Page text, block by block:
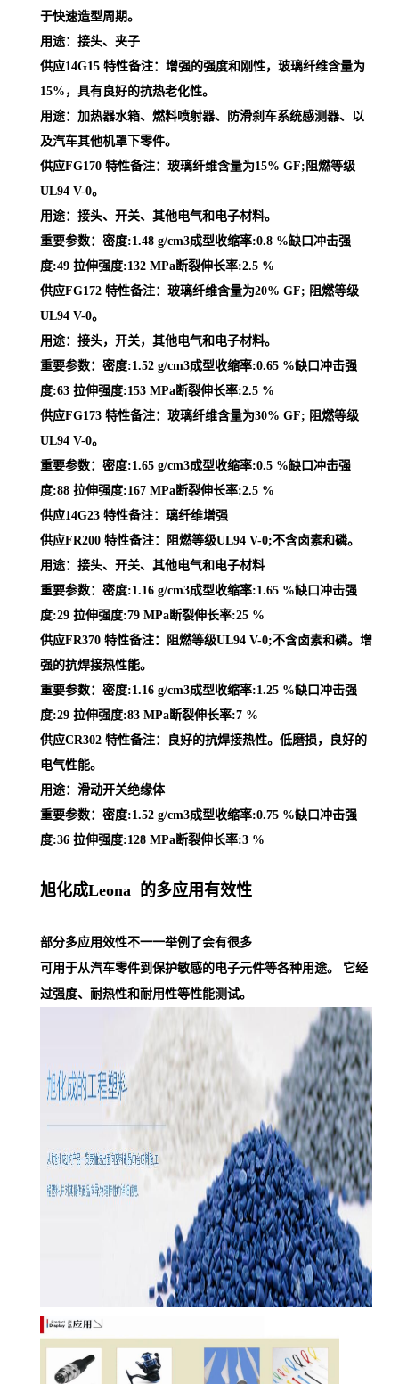
于快速造型周期。
用途：接头、夹子
供应14G15 特性备注：增强的强度和刚性，玻璃纤维含量为
15%，具有良好的抗热老化性。
用途：加热器水箱、燃料喷射器、防滑刹车系统感测器、以
及汽车其他机罩下零件。
供应FG170 特性备注：玻璃纤维含量为15% GF;阻燃等级
UL94 V-0。
用途：接头、开关、其他电气和电子材料。
重要参数：密度:1.48 g/cm3成型收缩率:0.8 %缺口冲击强
度:49 拉伸强度:132 MPa断裂伸长率:2.5 %
供应FG172 特性备注：玻璃纤维含量为20% GF; 阻燃等级
UL94 V-0。
用途：接头，开关，其他电气和电子材料。
重要参数：密度:1.52 g/cm3成型收缩率:0.65 %缺口冲击强
度:63 拉伸强度:153 MPa断裂伸长率:2.5 %
供应FG173 特性备注：玻璃纤维含量为30% GF; 阻燃等级
UL94 V-0。
重要参数：密度:1.65 g/cm3成型收缩率:0.5 %缺口冲击强
度:88 拉伸强度:167 MPa断裂伸长率:2.5 %
供应14G23 特性备注：璃纤维增强
供应FR200 特性备注：阻燃等级UL94 V-0;不含卤素和磷。
用途：接头、开关、其他电气和电子材料
重要参数：密度:1.16 g/cm3成型收缩率:1.65 %缺口冲击强
度:29 拉伸强度:79 MPa断裂伸长率:25 %
供应FR370 特性备注：阻燃等级UL94 V-0;不含卤素和磷。增
强的抗焊接热性能。
重要参数：密度:1.16 g/cm3成型收缩率:1.25 %缺口冲击强
度:29 拉伸强度:83 MPa断裂伸长率:7 %
供应CR302 特性备注：良好的抗焊接热性。低磨损，良好的
电气性能。
用途：滑动开关绝缘体
重要参数：密度:1.52 g/cm3成型收缩率:0.75 %缺口冲击强
度:36 拉伸强度:128 MPa断裂伸长率:3 %
旭化成Leona 的多应用有效性
部分多应用效性不一一举例了会有很多
可用于从汽车零件到保护敏感的电子元件等各种用途。 它经
过强度、耐热性和耐用性等性能测试。